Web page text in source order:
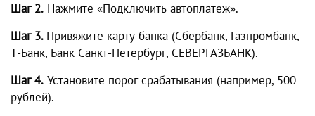
Шаг 2. Нажмите «Подключить автоплатеж».
Шаг 3. Привяжите карту банка (Сбербанк, Газпромбанк,
Т-Банк, Банк Санкт-Петербург, СЕВЕРГАЗБАНК).
Шаг 4. Установите порог срабатывания (например, 500
рублей).